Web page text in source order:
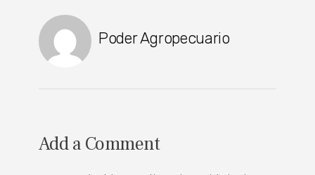
Poder Agropecuario
Add a Comment